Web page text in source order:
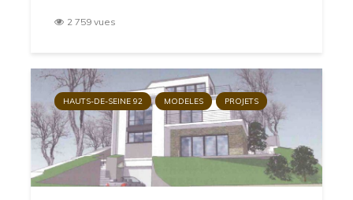
2 759 vues
HAUTS-DE-SEINE 92 MODELES PROJETS